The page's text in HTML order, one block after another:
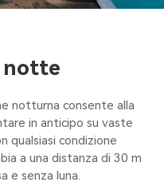
notte
notturna consente alla
in anticipo su vaste
qualsiasi condizione
a una distanza di 30 m
e senza luna.